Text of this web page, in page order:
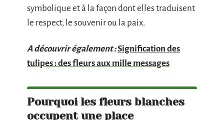
symbolique et à la façon dont elles traduisent
le respect, le souvenir ou la paix.
A découvrir également :Signification des
tulipes : des fleurs aux mille messages
Pourquoi les fleurs blanches
occupent une place